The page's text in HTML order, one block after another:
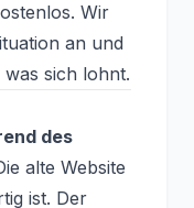
Wir
an und
sich lohnt.
des
alte Website
ist. Der